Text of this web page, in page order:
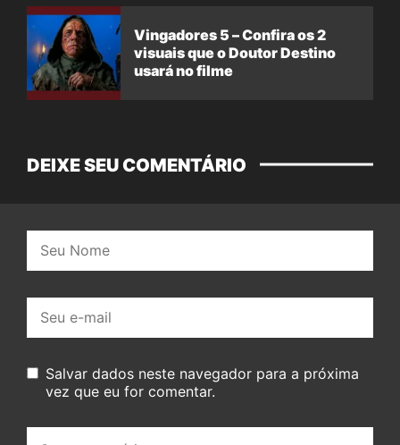
Vingadores 5 – Confira os 2
visuais que o Doutor Destino
usará no filme
DEIXE SEU COMENTÁRIO
mail:
Salvar dados neste navegador para a próxima
vez que eu for comentar.